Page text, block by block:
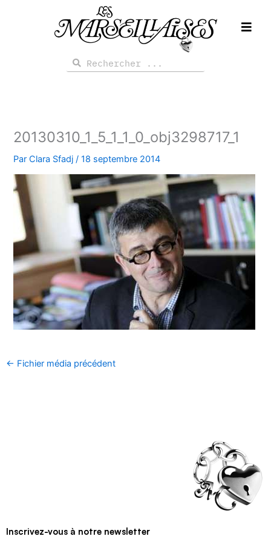
Rechercher
Rechercher
20130310_1_5_1_1_0_obj3298717_1
ParClara Sfadj /18 septembre 2014
← Fichier média précédent
Inscrivez-vous à notre newsletter